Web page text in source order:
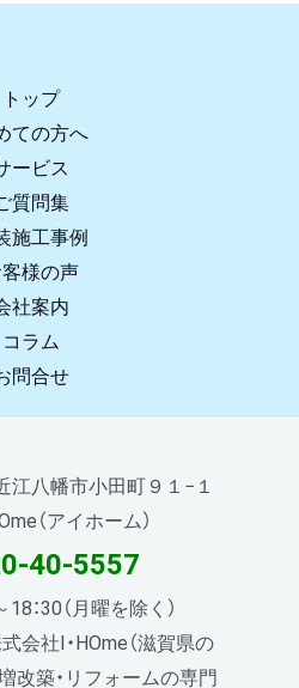
トップ
ての方へ
ービス
質問集
施工事例
様の声
社案内
コラム
問合せ
江八幡市小田町９１−１
（アイホーム）
40-5557
18：30（月曜を除く）
会社I・HOme（滋賀県の
改築・リフォームの専門